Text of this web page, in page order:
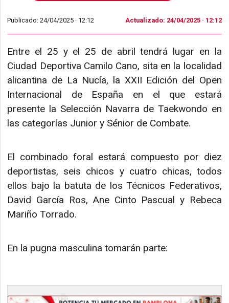
Publicado: 24/04/2025 · 12:12 Actualizado: 24/04/2025 · 12:12
Entre el 25 y el 25 de abril tendrá lugar en la
Ciudad Deportiva Camilo Cano, sita en la localidad
alicantina de La Nucía, la XXII Edición del Open
Internacional de España en el que estará
presente la Selección Navarra de Taekwondo en
las categorías Junior y Sénior de Combate.
El combinado foral estará compuesto por diez
deportistas, seis chicos y cuatro chicas, todos
ellos bajo la batuta de los Técnicos Federativos,
David García Ros, Ane Cinto Pascual y Rebeca
Mariño Torrado.
En la pugna masculina tomarán parte: